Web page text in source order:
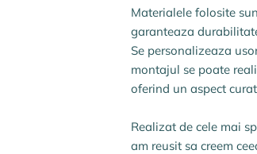
Materialele folosite
garanteaza
Se personalizeaza
montajul se poate
oferind un aspect
Realizat de cele mai
am reusit sa creem